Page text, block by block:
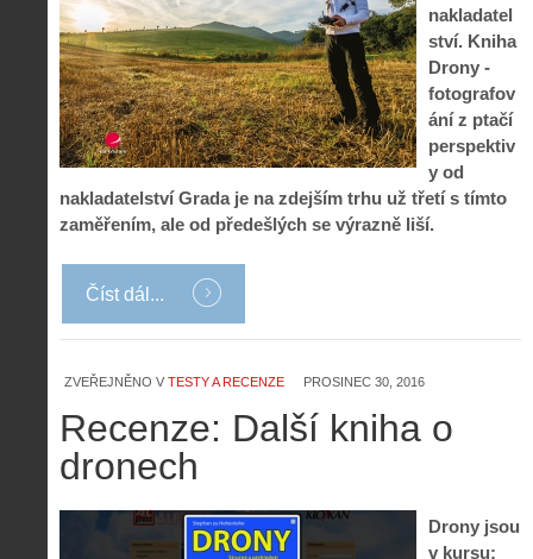
nakladatel
ství. Kniha
Drony -
fotografov
ání z ptačí
perspektiv
y od
nakladatelství Grada je na zdejším trhu už třetí s tímto
zaměřením, ale od předešlých se výrazně liší.
Číst dál...
ZVEŘEJNĚNO V TESTY A RECENZE PROSINEC 30, 2016
Recenze: Další kniha o
dronech
Drony jsou
v kursu;
s
o
e
r